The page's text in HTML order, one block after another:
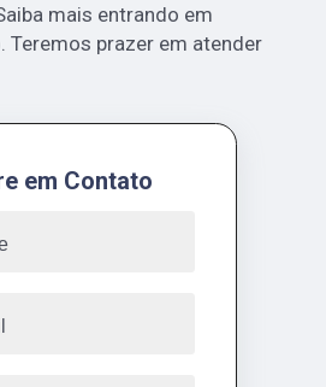
mais entrando em
Teremos prazer em atender
em Contato